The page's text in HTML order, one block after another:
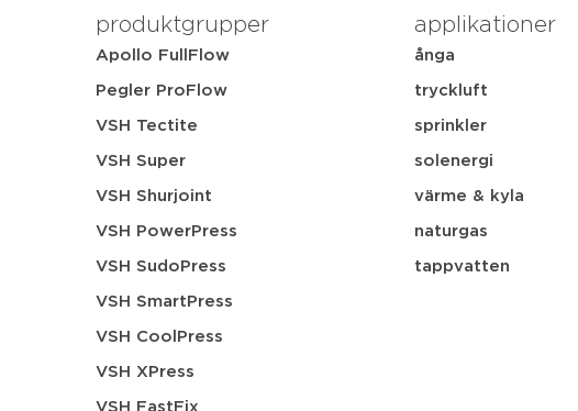
produktgrupper
Apollo FullFlow
Pegler ProFlow
VSH Tectite
VSH Super
VSH Shurjoint
VSH PowerPress
VSH SudoPress
VSH SmartPress
VSH CoolPress
VSH XPress
VSH FastFix
applikationer
ånga
tryckluft
sprinkler
solenergi
värme & kyla
naturgas
tappvatten